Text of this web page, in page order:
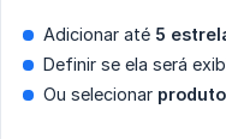
Adicionar até 5
Definir se ela será
Ou selecionar